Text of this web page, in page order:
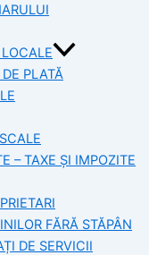
PLATĂ
– TAXE ȘI IMPOZITE
FĂRĂ STĂPÂN
DE SERVICII